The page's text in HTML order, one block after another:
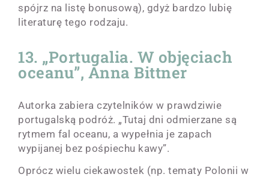
spójrz na listę bonusową), gdyż bardzo lubię
literaturę tego rodzaju.
13. „Portugalia. W objęciach
oceanu”, Anna Bittner
Autorka zabiera czytelników w prawdziwie
portugalską podróż. „Tutaj dni odmierzane są
rytmem fal oceanu, a wypełnia je zapach
wypijanej bez pośpiechu kawy”.
Oprócz wielu ciekawostek (np. tematy Polonii w